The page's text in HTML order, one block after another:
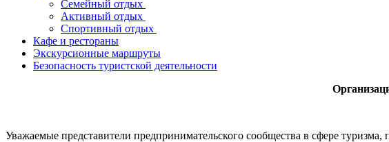
Семейный отдых
Активный отдых
Спортивный отдых
Кафе и рестораны
Экскурсионные маршруты
Безопасность туристской деятельности
Уважаемые представители предпринимательского сообщества в сфере